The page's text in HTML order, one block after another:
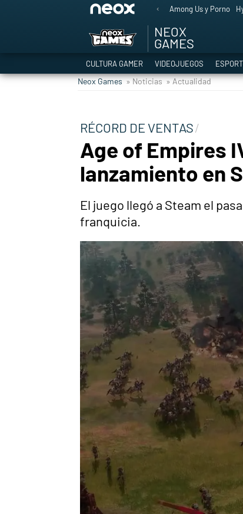
Among Us y Porno
NEOX
GAMES
CULTURA GAMER VIDEOJUEGOS
Neox Games » Noticias » Actualidad
RÉCORD DE VENTAS
Age of Empires
lanzamiento en
El juego llegó a Steam el
franquicia.